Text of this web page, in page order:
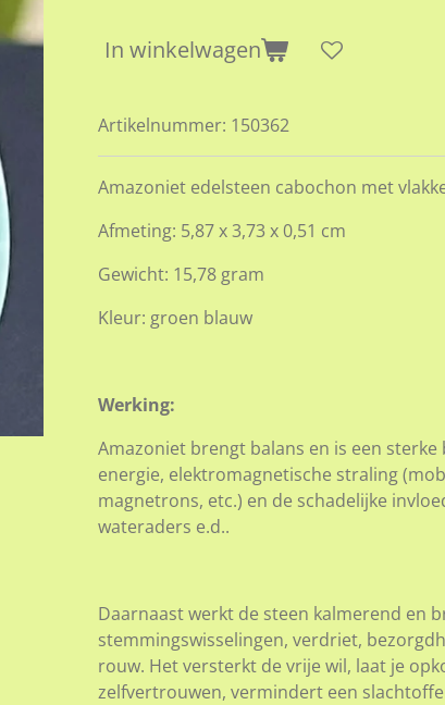
In winkelwagen
Artikelnummer: 150362
Amazoniet edelsteen cabochon met
Afmeting: 5,87 x 3,73 x 0,51 cm
Gewicht: 15,78 gram
Kleur: groen blauw
Werking:
Amazoniet brengt balans en is een
energie, elektromagnetische straling
magnetrons, etc.) en de schadelijke
wateraders e.d..
Daarnaast werkt de steen kalmerend en
stemmingswisselingen, verdriet,
rouw. Het versterkt de vrije wil, laat je
zelfvertrouwen, vermindert een